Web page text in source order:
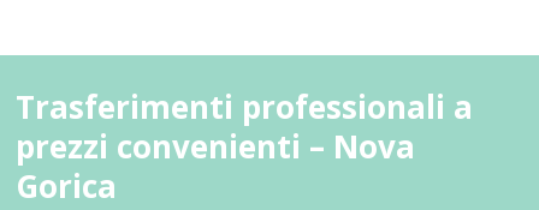
Trasferimenti professionali a
prezzi convenienti – Nova
Gorica